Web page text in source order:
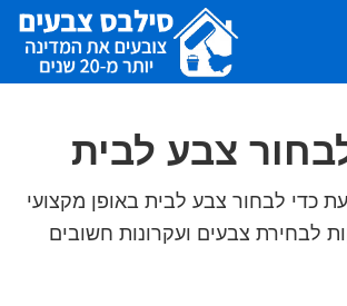
סילבס
דירה,
צבע לבית
כדי לבחור צבע לבית באופן מקצועי
לבחירת צבעים ועקרונות חשובים